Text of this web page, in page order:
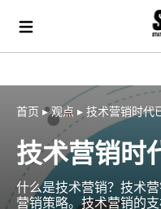
首页 ▸观点 ▸ 技术营销时代
技术营销时
什么是技术营销？技术
营销策略。技术营销的